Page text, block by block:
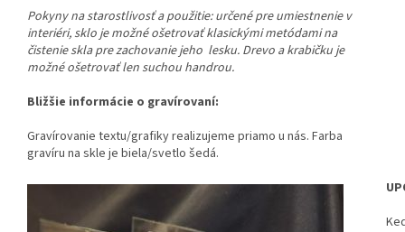
Pokyny na starostlivosť a použitie: určené pre umiestnenie v
interiéri, sklo je možné ošetrovať klasickými metódami na
čistenie skla pre zachovanie jeho lesku. Drevo a krabičku je
možné ošetrovať len suchou handrou.
Bližšie informácie o gravírovaní:
Gravírovanie textu/grafiky realizujeme priamo u nás. Farba
gravíru na skle je biela/svetlo šedá.